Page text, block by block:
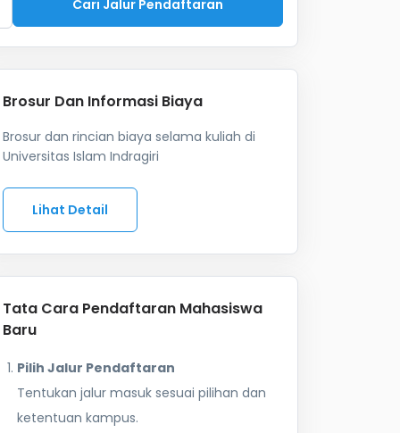
Cari Jalur Pendaftaran
Brosur Dan Informasi Biaya
Brosur dan rincian biaya selama kuliah di
Universitas Islam Indragiri
Lihat Detail
Tata Cara Pendaftaran Mahasiswa
Baru
Pilih Jalur Pendaftaran
Tentukan jalur masuk sesuai pilihan dan
ketentuan kampus.